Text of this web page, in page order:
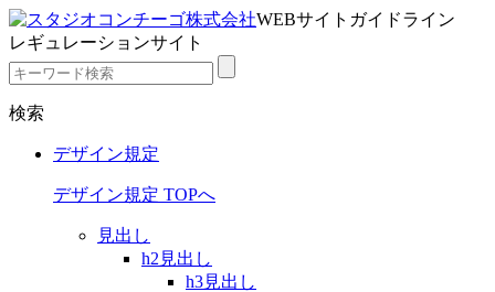
WEBサイトガイドライン
レギュレーションサイト
検索
デザイン規定
デザイン規定 TOPへ
見出し
h2見出し
h3見出し